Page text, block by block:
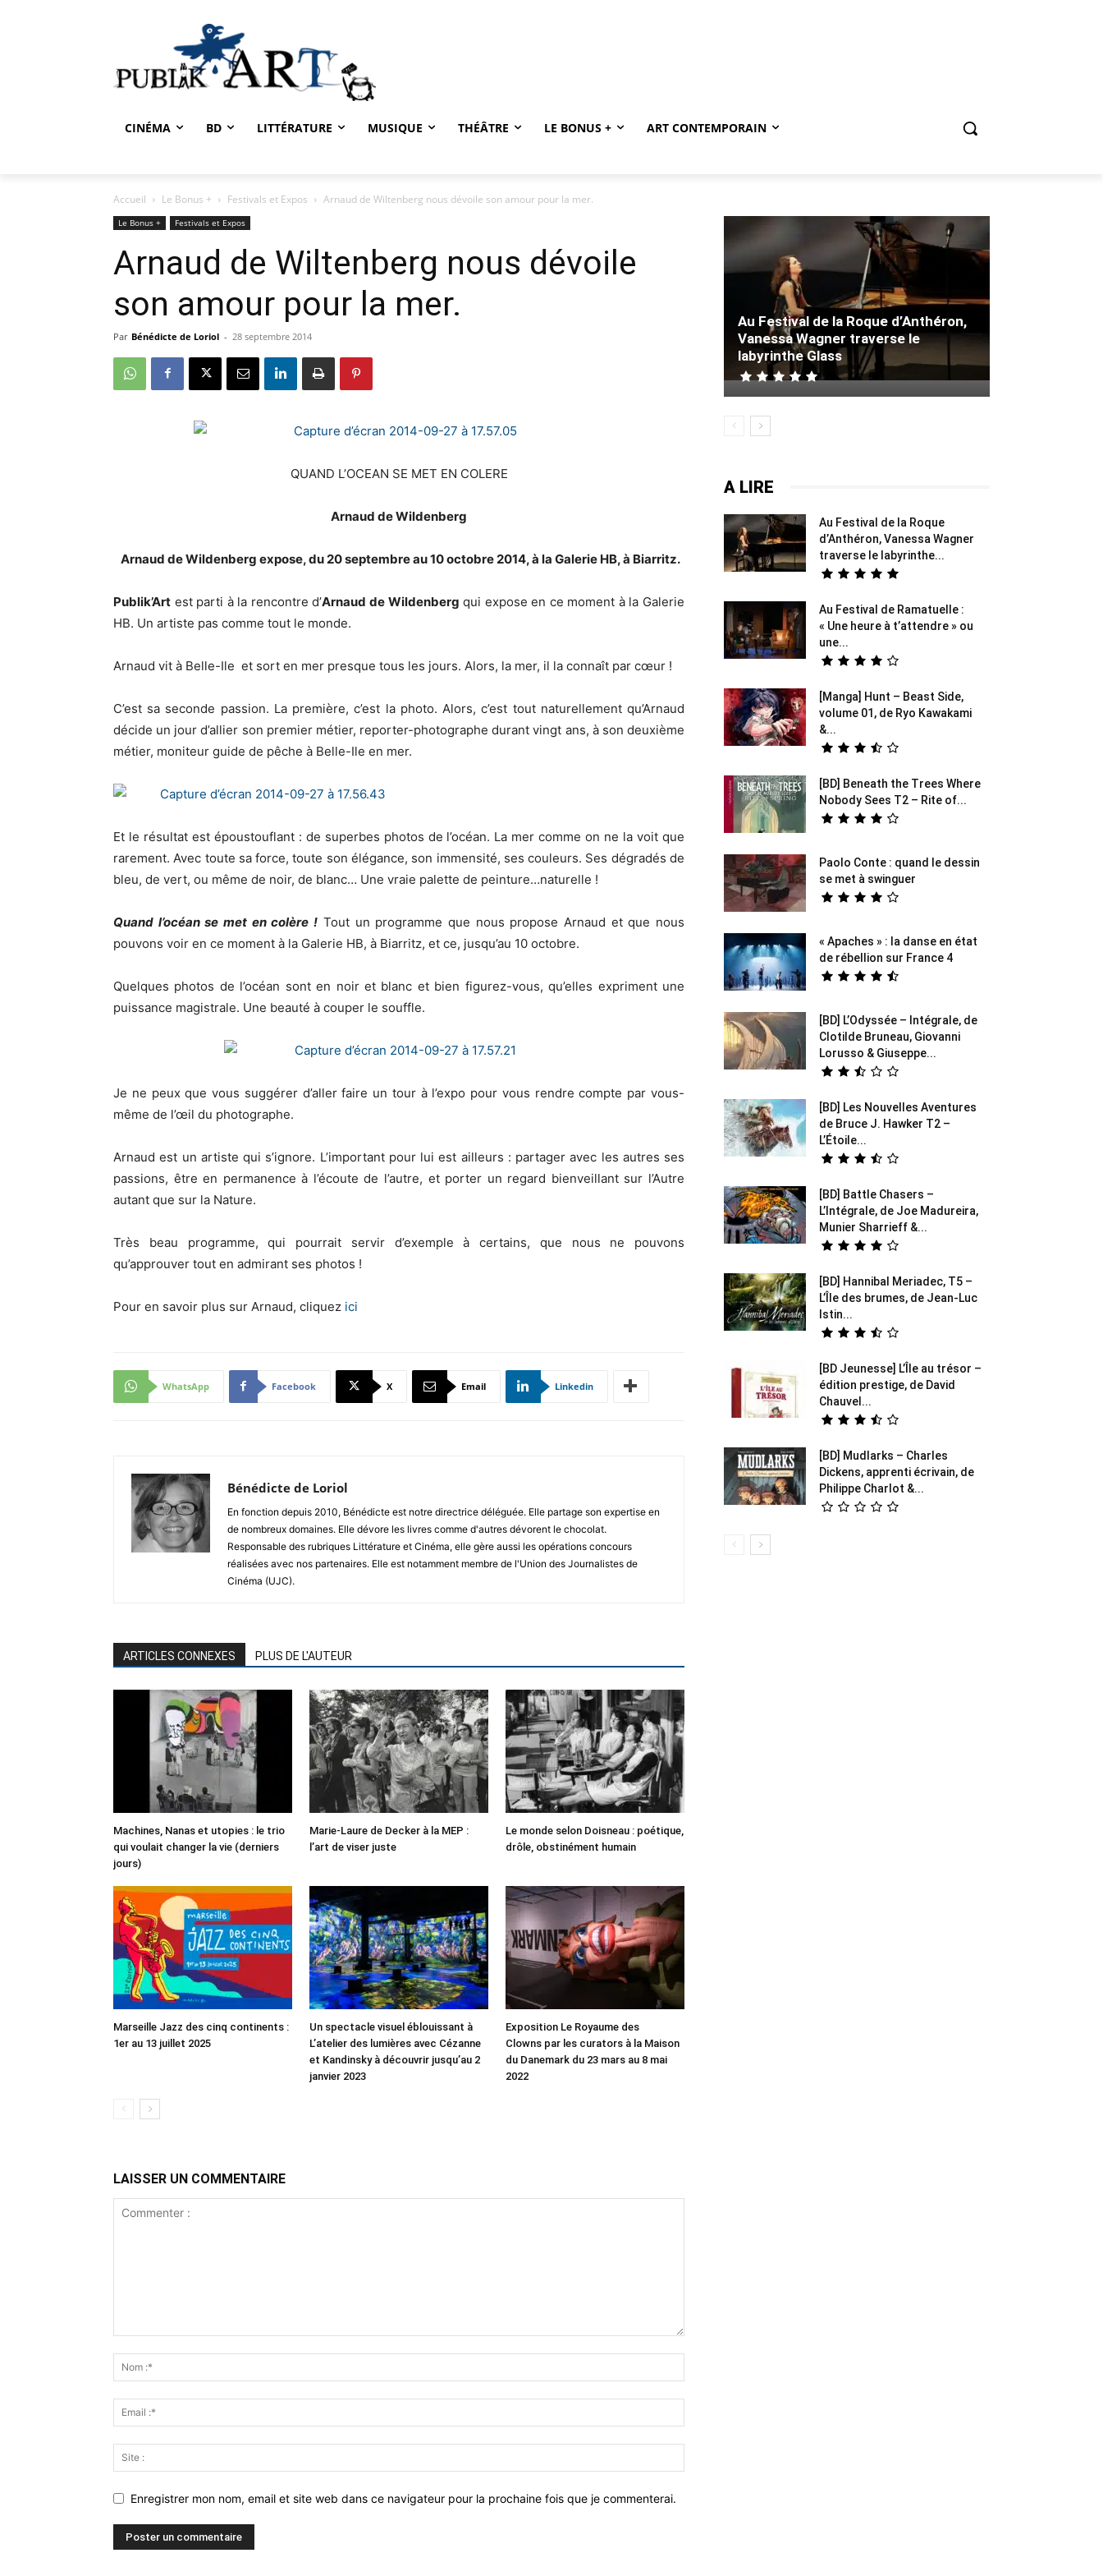
CINÉMA BD LITTÉRATURE MUSIQUE THÉÂTRE LE BONUS + ART CONTEMPORAIN
Accueil Le Bonus + Festivals et Expos Arnaud de Wiltenberg nous dévoile son amour pour la mer.
Le Bonus + Festivals et Expos
Arnaud de Wiltenberg nous dévoile
son amour pour la mer.
Par Bénédicte de Loriol - 28 septembre 2014
QUAND L’OCEAN SE MET EN COLERE
Arnaud de Wildenberg
Arnaud de Wildenberg expose, du 20 septembre au 10 octobre 2014, à la Galerie HB, à Biarritz.
Publik’Art est parti à la rencontre d’Arnaud de Wildenberg qui expose en ce moment à la Galerie
HB. Un artiste pas comme tout le monde.
Arnaud vit à Belle-Ile et sort en mer presque tous les jours. Alors, la mer, il la connaît par cœur !
C’est sa seconde passion. La première, c’est la photo. Alors, c’est tout naturellement qu’Arnaud
décide un jour d’allier son premier métier, reporter-photographe durant vingt ans, à son deuxième
métier, moniteur guide de pêche à Belle-Ile en mer.
Et le résultat est époustouflant : de superbes photos de l’océan. La mer comme on ne la voit que
rarement. Avec toute sa force, toute son élégance, son immensité, ses couleurs. Ses dégradés de
bleu, de vert, ou même de noir, de blanc… Une vraie palette de peinture…naturelle !
Quand l’océan se met en colère ! Tout un programme que nous propose Arnaud et que nous
pouvons voir en ce moment à la Galerie HB, à Biarritz, et ce, jusqu’au 10 octobre.
Quelques photos de l’océan sont en noir et blanc et bien figurez-vous, qu’elles expriment une
puissance magistrale. Une beauté à couper le souffle.
Je ne peux que vous suggérer d’aller faire un tour à l’expo pour vous rendre compte par vous-
même de l’œil du photographe.
Arnaud est un artiste qui s’ignore. L’important pour lui est ailleurs : partager avec les autres ses
passions, être en permanence à l’écoute de l’autre, et porter un regard bienveillant sur l’Autre
autant que sur la Nature.
Très beau programme, qui pourrait servir d’exemple à certains, que nous ne pouvons
qu’approuver tout en admirant ses photos !
Pour en savoir plus sur Arnaud, cliquez ici
WhatsApp Facebook X Email Linkedin
Bénédicte de Loriol
En fonction depuis 2010, Bénédicte est notre directrice déléguée. Elle partage son expertise en
de nombreux domaines. Elle dévore les livres comme d'autres dévorent le chocolat.
Responsable des rubriques Littérature et Cinéma, elle gère aussi les opérations concours
réalisées avec nos partenaires. Elle est notamment membre de l'Union des Journalistes de
Cinéma (UJC).
ARTICLES CONNEXES PLUS DE L'AUTEUR
Machines, Nanas et utopies : le trio
qui voulait changer la vie (derniers
jours)
Marie-Laure de Decker à la MEP :
l’art de viser juste
Le monde selon Doisneau : poétique,
drôle, obstinément humain
Marseille Jazz des cinq continents :
1er au 13 juillet 2025
Un spectacle visuel éblouissant à
L’atelier des lumières avec Cézanne
et Kandinsky à découvrir jusqu’au 2
janvier 2023
Exposition Le Royaume des
Clowns par les curators à la Maison
du Danemark du 23 mars au 8 mai
2022
LAISSER UN COMMENTAIRE
Enregistrer mon nom, email et site web dans ce navigateur pour la prochaine fois que je commenterai.
Au Festival de la Roque d’Anthéron,
Vanessa Wagner traverse le
labyrinthe Glass
A LIRE
Au Festival de la Roque
d’Anthéron, Vanessa Wagner
traverse le labyrinthe...
Au Festival de Ramatuelle :
« Une heure à t’attendre » ou
une...
[Manga] Hunt – Beast Side,
volume 01, de Ryo Kawakami
&...
[BD] Beneath the Trees Where
Nobody Sees T2 – Rite of...
Paolo Conte : quand le dessin
se met à swinguer
« Apaches » : la danse en état
de rébellion sur France 4
[BD] L’Odyssée – Intégrale, de
Clotilde Bruneau, Giovanni
Lorusso & Giuseppe...
[BD] Les Nouvelles Aventures
de Bruce J. Hawker T2 –
L’Étoile...
[BD] Battle Chasers –
L’Intégrale, de Joe Madureira,
Munier Sharrieff &...
[BD] Hannibal Meriadec, T5 –
L’Île des brumes, de Jean-Luc
Istin...
[BD Jeunesse] L’Île au trésor –
édition prestige, de David
Chauvel...
[BD] Mudlarks – Charles
Dickens, apprenti écrivain, de
Philippe Charlot &...